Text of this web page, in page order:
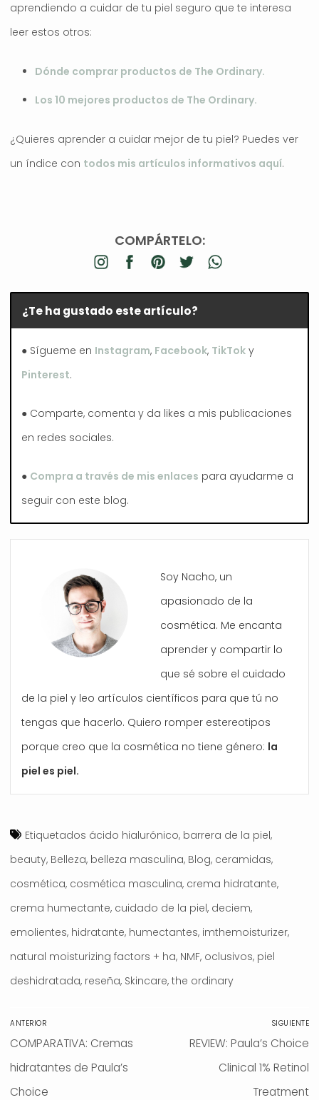
aprendiendo a cuidar de tu piel seguro que te interesa
leer estos otros:
Dónde comprar productos de The Ordinary.
Los 10 mejores productos de The Ordinary.
¿Quieres aprender a cuidar mejor de tu piel? Puedes ver
un índice con todos mis artículos informativos aquí.
COMPÁRTELO:
¿Te ha gustado este artículo?
● Sígueme en Instagram, Facebook, TikTok y
Pinterest.
● Comparte, comenta y da likes a mis publicaciones
en redes sociales.
● Compra a través de mis enlaces para ayudarme a
seguir con este blog.
Soy Nacho, un
apasionado de la
cosmética. Me encanta
aprender y compartir lo
que sé sobre el cuidado
de la piel y leo artículos científicos para que tú no
tengas que hacerlo. Quiero romper estereotipos
porque creo que la cosmética no tiene género: la
piel es piel.
Etiquetados ácido hialurónico, barrera de la piel,
beauty, Belleza, belleza masculina, Blog, ceramidas,
cosmética, cosmética masculina, crema hidratante,
crema humectante, cuidado de la piel, deciem,
emolientes, hidratante, humectantes, imthemoisturizer,
natural moisturizing factors + ha, NMF, oclusivos, piel
deshidratada, reseña, Skincare, the ordinary
Navegación
de
ANTERIOR
Entrada
anterior:
COMPARATIVA: Cremas
hidratantes de Paula’s
Choice
SIGUIENTE
Entrada
siguiente:
REVIEW: Paula’s Choice
Clinical 1% Retinol
Treatment